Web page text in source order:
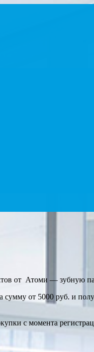
от Атоми — зубную
сумму от 5000 руб. и
с момента